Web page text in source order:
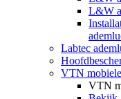
L&W
Labtec
VTN
VTN